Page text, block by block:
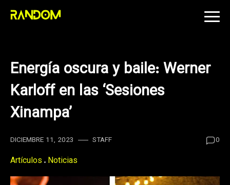
Skip
Energía oscura y baile: Werner
Karloff en las ‘Sesiones
Xinampa’
DICIEMBRE 11, 2023 STAFF 0
Artículos Noticias